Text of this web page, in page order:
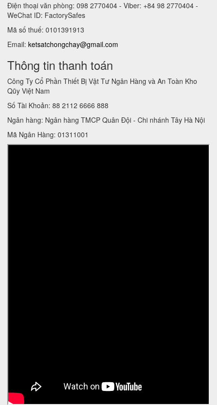
Điện thoại văn phòng: 098 2770404 - Viber: +84 98 2770404 -
WeChat ID: FactorySafes
Mã số thuế: 0101391913
Email: ketsatchongchay@gmail.com
Thông tin thanh toán
Công Ty Cổ Phần Thiết Bị Vật Tư Ngân Hàng và An Toàn Kho
Qũy Việt Nam
Số Tài Khoản: 88 2112 6666 888
Ngân hàng: Ngân hàng TMCP Quân Đội - Chi nhánh Tây Hà Nội
Mã Ngân Hàng: 01311001